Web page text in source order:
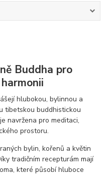
Buddha pro
hlubokou, bylinnou a
tibetskou buddhistickou
navržena pro meditaci,
prostoru.
bylin, kořenů a květin
tradičním recepturám mají
které působí hluboce